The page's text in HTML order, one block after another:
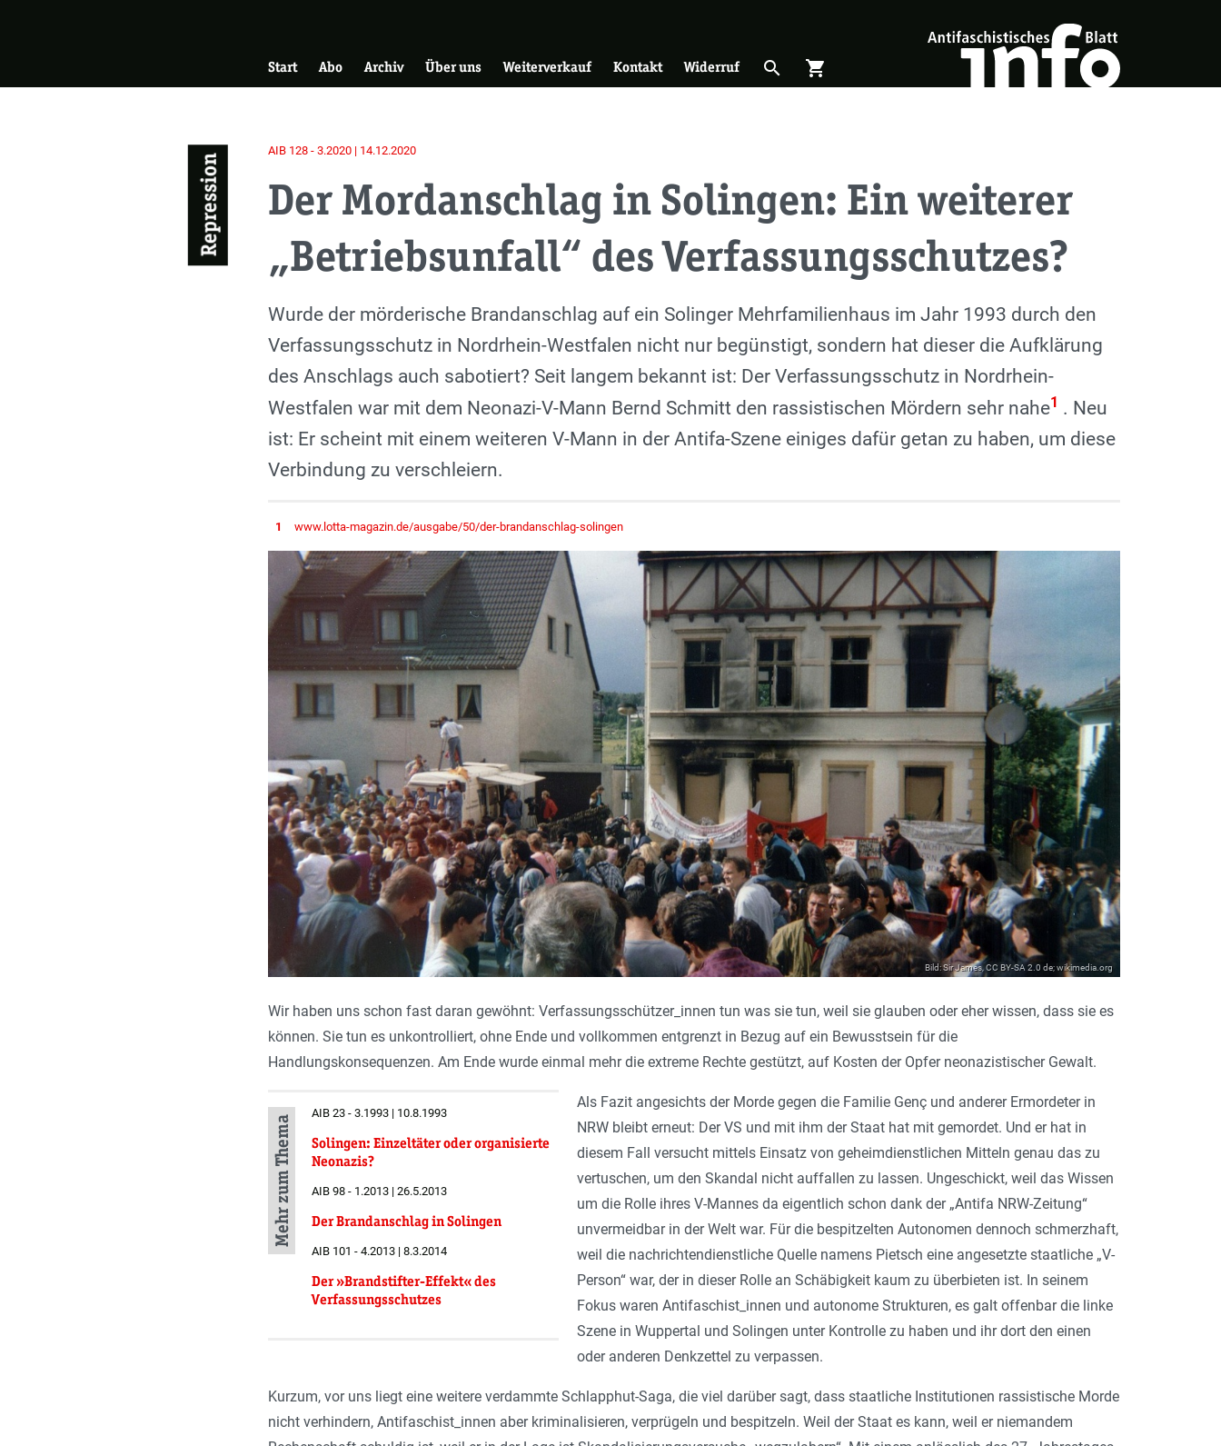
Hauptnavigation
Start Abo Archiv Über uns Weiterverkauf Kontakt Widerruf Suche öffnen
search Warenkorb öffnen
shopping_cart
Repression
AIB 128 - 3.2020 | 14.12.2020
Der Mordanschlag in Solingen: Ein weiterer
„Betriebsunfall“ des Verfassungsschutzes?
Einleitung
Wurde der mörderische Brandanschlag auf ein Solinger Mehrfamilienhaus im Jahr 1993 durch den
Verfassungsschutz in Nordrhein-Westfalen nicht nur begünstigt, sondern hat dieser die Aufklärung
des Anschlags auch sabotiert? Seit langem bekannt ist: Der Verfassungsschutz in Nordrhein-
Westfalen war mit dem Neonazi-­V-Mann Bernd Schmitt den rassistischen Mördern sehr nahe1 . Neu
ist: Er scheint mit einem weiteren V-Mann in der Antifa-Szene einiges dafür getan zu haben, um diese
Verbindung zu verschleiern.
1 www.lotta-magazin.de/ausgabe/50/der-brandanschlag-solingen
Bild: Sir James, CC BY-SA 2.0 de; wikimedia.org
Wir haben uns schon fast daran gewöhnt: Verfassungsschützer_innen tun was sie tun, weil sie glauben oder eher wissen, dass sie es
können. Sie tun es unkontrolliert, ohne Ende und vollkommen entgrenzt in Bezug auf ein Bewusstsein für die
Handlungskonsequenzen. Am Ende wurde einmal mehr die extreme Rechte gestützt, auf Kosten der Opfer neonazistischer Gewalt.
Mehr zum Thema
AIB 23 - 3.1993 | 10.8.1993
Solingen: Einzeltäter oder organisierte
Neonazis?
AIB 98 - 1.2013 | 26.5.2013
Der Brandanschlag in Solingen
AIB 101 - 4.2013 | 8.3.2014
Der »Brandstifter-Effekt« des
Verfassungsschutzes
Als Fazit angesichts der Morde gegen die Familie Genç und anderer Ermordeter in
NRW bleibt erneut: Der VS und mit ihm der Staat hat mit gemordet. Und er hat in
diesem Fall versucht mittels Einsatz von geheimdienstlichen Mitteln genau das zu
vertuschen, um den Skandal nicht auffallen zu lassen. Ungeschickt, weil das Wissen
um die Rolle ihres V-Mannes da eigentlich schon dank der „Antifa NRW-Zeitung“
unvermeidbar in der Welt war. Für die bespitzelten Autonomen dennoch schmerzhaft,
weil die nachrichtendienstliche Quelle namens Pietsch eine angesetzte staatliche „V-
Person“ war, der in dieser Rolle an Schäbigkeit kaum zu überbieten ist. In seinem
Fokus waren Antifaschist_innen und autonome Strukturen, es galt offenbar die linke
Szene in Wuppertal und Solingen unter Kontrolle zu haben und ihr dort den einen
oder anderen Denkzettel zu verpassen.
Kurzum, vor uns liegt eine weitere verdammte Schlapphut-Saga, die viel darüber sagt, dass staatliche Institutionen rassistische Morde
nicht verhindern, Antifaschist_innen aber kriminalisieren, verprügeln und bespitzeln. Weil der Staat es kann, weil er niemandem